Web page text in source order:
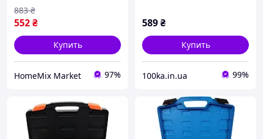
552₴
883 ₴
Купить
HomeMix Market 97%
589₴
Купить
100ka.in.ua 99%